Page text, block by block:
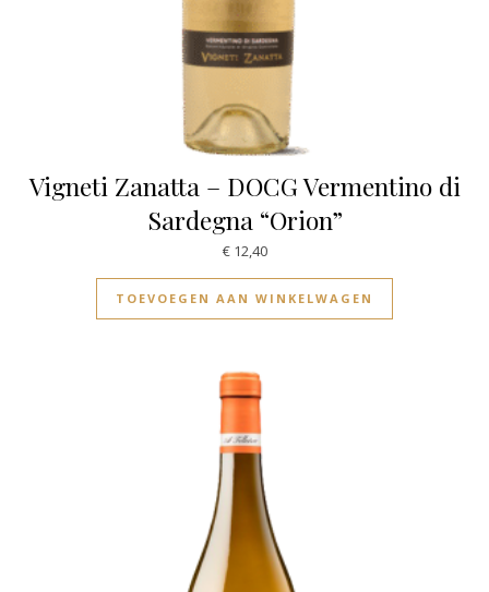
Vigneti Zanatta – DOCG Vermentino di
Sardegna “Orion”
€12,40
TOEVOEGEN AAN WINKELWAGEN